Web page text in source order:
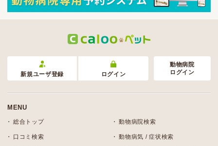
新規ユーザ登録 ログイン
動物病院
ログイン
MENU
総合トップ 動物病院検索
口コミ検索 動物病気 / 症状検索